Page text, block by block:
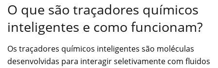
O que são traçadores químicos
inteligentes e como funcionam?
Os traçadores químicos inteligentes são moléculas
desenvolvidas para interagir seletivamente com fluidos